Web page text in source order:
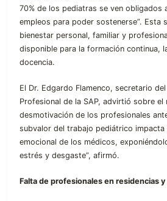
70% de los pediatras se ven obligados
empleos para poder sostenerse”. Esta
bienestar personal, familiar y
disponible para la formación continua,
docencia.
El Dr. Edgardo Flamenco, secretario
Profesional de la SAP, advirtió sobre el
desmotivación de los profesionales
subvalor del trabajo pediátrico impacta
emocional de los médicos,
estrés y desgaste”, afirmó.
Falta de profesionales en residencias